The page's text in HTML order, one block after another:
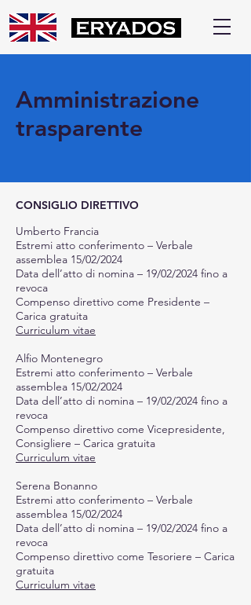
Amministrazione
trasparente
CONSIGLIO DIRETTIVO
Umberto Francia
Estremi atto conferimento – Verbale
assemblea 15/02/2024
Data dell’atto di nomina – 19/02/2024 fino a
revoca
Compenso direttivo come Presidente –
Carica gratuita
Curriculum vitae
Alfio Montenegro
Estremi atto conferimento – Verbale
assemblea 15/02/2024
Data dell’atto di nomina – 19/02/2024 fino a
revoca
Compenso direttivo come Vicepresidente,
Consigliere – Carica gratuita
Curriculum vitae
Serena Bonanno
Estremi atto conferimento – Verbale
assemblea 15/02/2024
Data dell’atto di nomina – 19/02/2024 fino a
revoca
Compenso direttivo come Tesoriere – Carica
gratuita
Curriculum vitae